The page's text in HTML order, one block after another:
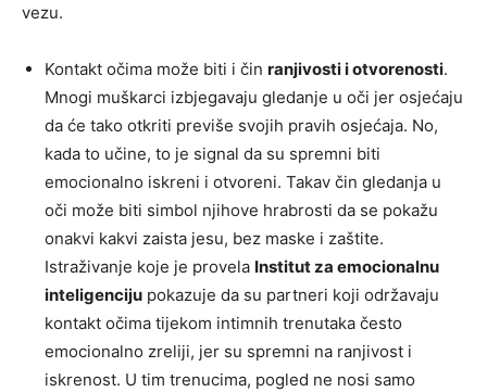
vezu.
Kontakt očima može biti i čin ranjivosti i otvorenosti.
Mnogi muškarci izbjegavaju gledanje u oči jer osjećaju
da će tako otkriti previše svojih pravih osjećaja. No,
kada to učine, to je signal da su spremni biti
emocionalno iskreni i otvoreni. Takav čin gledanja u
oči može biti simbol njihove hrabrosti da se pokažu
onakvi kakvi zaista jesu, bez maske i zaštite.
Istraživanje koje je provela Institut za emocionalnu
inteligenciju pokazuje da su partneri koji održavaju
kontakt očima tijekom intimnih trenutaka često
emocionalno zreliji, jer su spremni na ranjivost i
iskrenost. U tim trenucima, pogled ne nosi samo